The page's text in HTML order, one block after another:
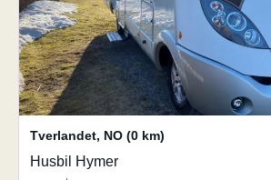
Tverlandet, NO (0 km)
Husbil Hymer